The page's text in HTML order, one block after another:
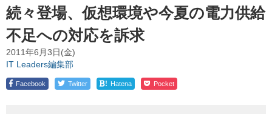
続々登場、仮想環境や今夏の電力供給
不足への対応を訴求
2011年6月3日(金)
IT Leaders編集部
Facebook Twitter ! Hatena Pocket